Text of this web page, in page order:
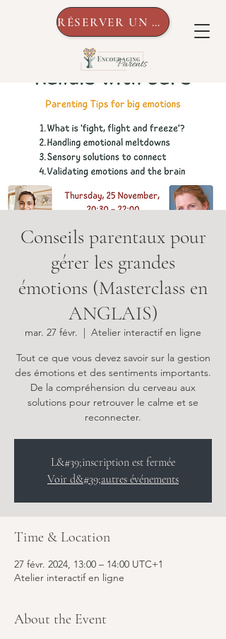
RÉSERVER UN APPEL
Conseils parentaux pour
gérer les grandes
émotions (Masterclass en
ANGLAIS)
mar. 27 févr.
  |
Atelier interactif en ligne
Tout ce que vous devez savoir sur la gestion
des émotions et des sentiments importants.
De la compréhension du cerveau aux
solutions pour retrouver le calme et se
reconnecter.
L&#39;inscription est fermée
Voir d&#39;autres événements
Time & Location
27 févr. 2024, 13:00 – 14:00 UTC+1
Atelier interactif en ligne
About the Event